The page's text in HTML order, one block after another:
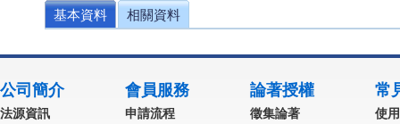
基本資料 相關資料
公司簡介
法源資訊
會員服務
申請流程
論著授權
徵集論著
常
使